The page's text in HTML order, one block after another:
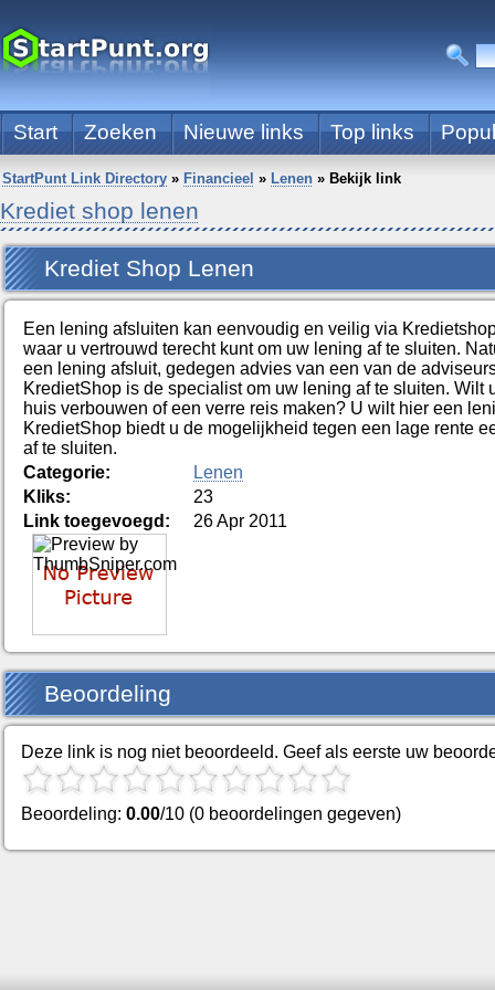
Start Zoeken Nieuwe links Top links
StartPunt Link Directory » Financieel » Lenen » Bekijk link
Krediet shop lenen
Krediet Shop Lenen
Een lening afsluiten kan eenvoudig en veilig via
waar u vertrouwd terecht kunt om uw lening af te sluiten.
een lening afsluit, gedegen advies van een van de
KredietShop is de specialist om uw lening af te sluiten. Wilt
huis verbouwen of een verre reis maken? U wilt hier een
KredietShop biedt u de mogelijkheid tegen een lage rente
af te sluiten.
Categorie:
Lenen
Kliks:
23
Link toegevoegd:
26 Apr 2011
Beoordeling
Deze link is nog niet beoordeeld. Geef als eerste uw
Beoordeling: 0.00/10 (0 beoordelingen gegeven)